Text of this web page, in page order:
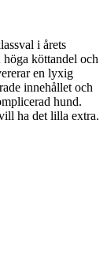
i årets
köttandel och
en lyxig
innehållet och
hund.
ha det lilla extra.